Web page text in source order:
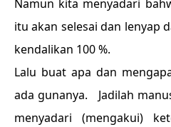
Namun kita menyadari
itu akan selesai dan lenyap
kendalikan 100 %.
Lalu buat apa dan
ada gunanya. Jadilah
menyadari (mengakui)